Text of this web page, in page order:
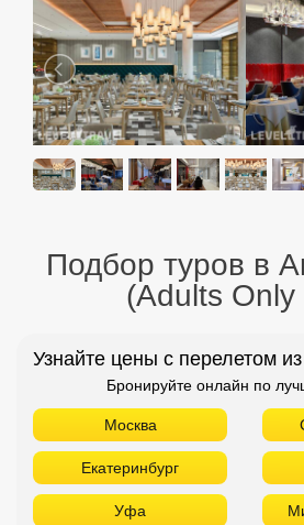
Подбор туров в
(Adults Only
Узнайте цены с перелетом
Бронируйте онлайн по
Екатеринбург
Уфа
Н. Новгород
Пенза
Самара
Тюмень